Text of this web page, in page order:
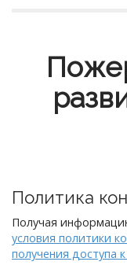
Политика
Получая
условия политики
получения доступа